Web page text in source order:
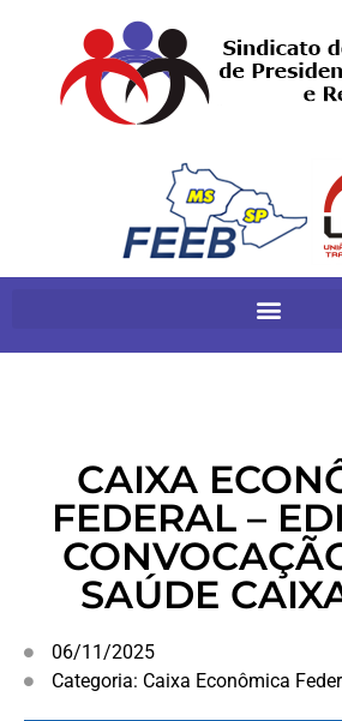
CAIXA
FEDERAL –
SAÚDE
06/11/2025
Categoria: Caixa Econômica